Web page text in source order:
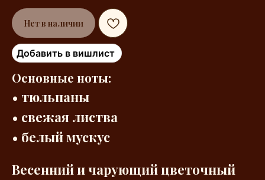
Нет в наличии
Добавить в вишлист
Основные ноты:
• тюльпаны
• свежая листва
• белый мускус
Весенний и чарующий цветочный